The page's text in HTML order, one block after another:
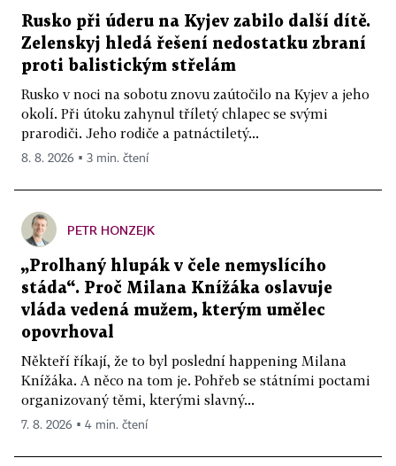
Rusko při úderu na Kyjev zabilo další dítě.
Zelenskyj hledá řešení nedostatku zbraní
proti balistickým střelám
Rusko v noci na sobotu znovu zaútočilo na Kyjev a jeho
okolí. Při útoku zahynul tříletý chlapec se svými
prarodiči. Jeho rodiče a patnáctiletý...
8. 8. 2026 ▪ 3 min. čtení
PETR HONZEJK
„Prolhaný hlupák v čele nemyslícího
stáda“. Proč Milana Knížáka oslavuje
vláda vedená mužem, kterým umělec
opovrhoval
Někteří říkají, že to byl poslední happening Milana
Knížáka. A něco na tom je. Pohřeb se státními poctami
organizovaný těmi, kterými slavný...
7. 8. 2026 ▪ 4 min. čtení